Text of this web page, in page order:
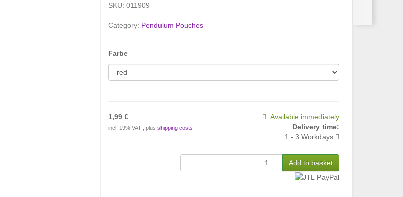
SKU: 011909
Category: Pendulum Pouches
Farbe
1,99 €
incl. 19% VAT , plus shipping costs
Available immediately
Delivery time:
1 - 3 Workdays
Add to basket